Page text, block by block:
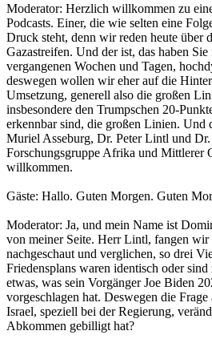
Moderator: Herzlich willkommen zu
Podcasts. Einer, die wie selten eine
Druck steht, denn wir reden heute über
Gazastreifen. Und der ist, das haben
vergangenen Wochen und Tagen,
deswegen wollen wir eher auf die
Umsetzung, generell also die großen
insbesondere den Trumpschen 20-
erkennbar sind, die großen Linien. Und
Muriel Asseburg, Dr. Peter Lintl und
Forschungsgruppe Afrika und Mittlerer
willkommen.
Gäste: Hallo. Guten Morgen. Guten
Moderator: Ja, und mein Name ist
von meiner Seite. Herr Lintl, fangen wir
nachgeschaut und verglichen, so drei
Friedensplans waren identisch oder
etwas, was sein Vorgänger Joe Biden
vorgeschlagen hat. Deswegen die
Israel, speziell bei der Regierung,
Abkommen gebilligt hat?